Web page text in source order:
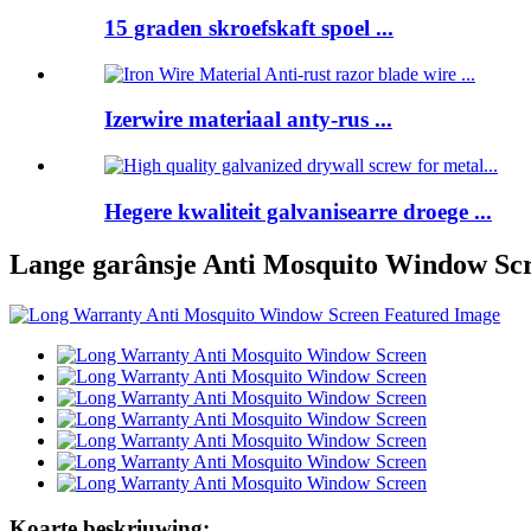
15 graden skroefskaft spoel ...
Izerwire materiaal anty-rus ...
Hegere kwaliteit galvanisearre droege ...
Lange garânsje Anti Mosquito Window